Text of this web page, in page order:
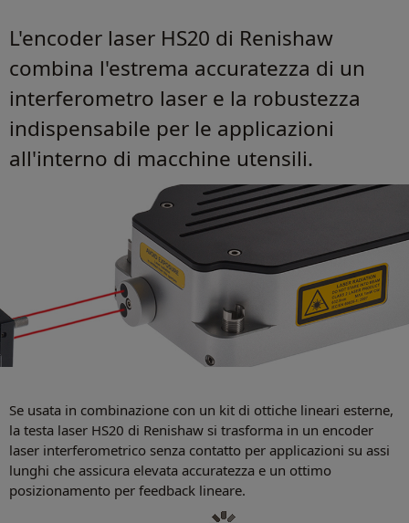
L'encoder laser HS20 di Renishaw
combina l'estrema accuratezza di un
interferometro laser e la robustezza
indispensabile per le applicazioni
all'interno di macchine utensili.
Se usata in combinazione con un kit di ottiche lineari esterne,
la testa laser HS20 di Renishaw si trasforma in un encoder
laser interferometrico senza contatto per applicazioni su assi
lunghi che assicura elevata accuratezza e un ottimo
posizionamento per feedback lineare.